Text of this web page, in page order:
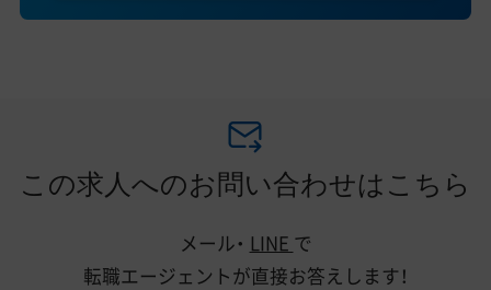
この求人へのお問い合わせはこちら
メール・ LINE で
転職エージェントが直接お答えします！